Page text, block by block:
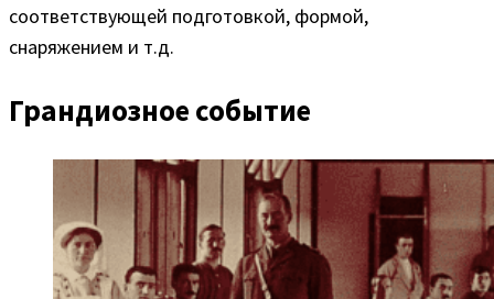
соответствующей подготовкой, формой,
снаряжением и т.д.
Грандиозное событие